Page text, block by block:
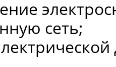
сеть;